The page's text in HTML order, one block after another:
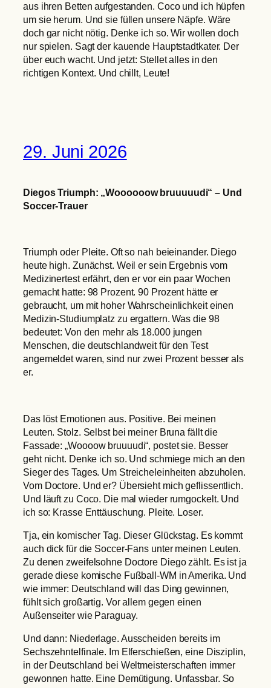
aus ihren Betten aufgestanden. Coco und ich hüpfen
um sie herum. Und sie füllen unsere Näpfe. Wäre
doch gar nicht nötig. Denke ich so. Wir wollen doch
nur spielen. Sagt der kauende Hauptstadtkater. Der
über euch wacht. Und jetzt: Stellet alles in den
richtigen Kontext. Und chillt, Leute!
29. Juni 2026
Diegos Triumph: „Woooooow bruuuuudi“ – Und
Soccer-Trauer
Triumph oder Pleite. Oft so nah beieinander. Diego
heute high. Zunächst. Weil er sein Ergebnis vom
Medizinertest erfährt, den er vor ein paar Wochen
gemacht hatte: 98 Prozent. 90 Prozent hätte er
gebraucht, um mit hoher Wahrscheinlichkeit einen
Medizin-Studiumplatz zu ergattern. Was die 98
bedeutet: Von den mehr als 18.000 jungen
Menschen, die deutschlandweit für den Test
angemeldet waren, sind nur zwei Prozent besser als
er.
Das löst Emotionen aus. Positive. Bei meinen
Leuten. Stolz. Selbst bei meiner Bruna fällt die
Fassade: „Woooow bruuuudi“, postet sie. Besser
geht nicht. Denke ich so. Und schmiege mich an den
Sieger des Tages. Um Streicheleinheiten abzuholen.
Vom Doctore. Und er? Übersieht mich geflissentlich.
Und läuft zu Coco. Die mal wieder rumgockelt. Und
ich so: Krasse Enttäuschung. Pleite. Loser.
Tja, ein komischer Tag. Dieser Glückstag. Es kommt
auch dick für die Soccer-Fans unter meinen Leuten.
Zu denen zweifelsohne Doctore Diego zählt. Es ist ja
gerade diese komische Fußball-WM in Amerika. Und
wie immer: Deutschland will das Ding gewinnen,
fühlt sich großartig. Vor allem gegen einen
Außenseiter wie Paraguay.
Und dann: Niederlage. Ausscheiden bereits im
Sechszehntelfinale. Im Elferschießen, eine Disziplin,
in der Deutschland bei Weltmeisterschaften immer
gewonnen hatte. Eine Demütigung. Unfassbar. So